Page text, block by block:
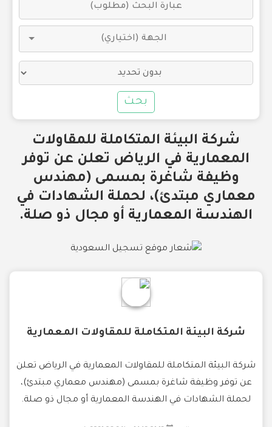
بحث
شركة البيئة المتكاملة للمقاولات
المعمارية في الرياض تعلن عن توفر
وظيفة شاغرة بمسمى (مهندس
معماري مبتدئ)، لحملة الشهادات في
الهندسة المعمارية أو مجال ذو صلة.
شركة البيئة المتكاملة للمقاولات المعمارية
شركة البيئة المتكاملة للمقاولات المعمارية في الرياض تعلن
عن توفر وظيفة شاغرة بمسمى (مهندس معماري مبتدئ)،
لحملة الشهادات في الهندسة المعمارية أو مجال ذو صلة.